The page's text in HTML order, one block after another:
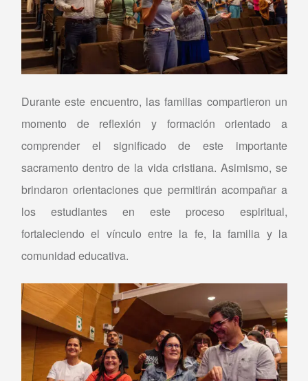
Durante este encuentro, las familias compartieron un
momento de reflexión y formación orientado a
comprender el significado de este importante
sacramento dentro de la vida cristiana. Asimismo, se
brindaron orientaciones que permitirán acompañar a
los estudiantes en este proceso espiritual,
fortaleciendo el vínculo entre la fe, la familia y la
comunidad educativa.